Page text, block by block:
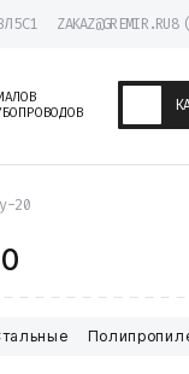
ZAKAZ@GREMIR.RU8
20